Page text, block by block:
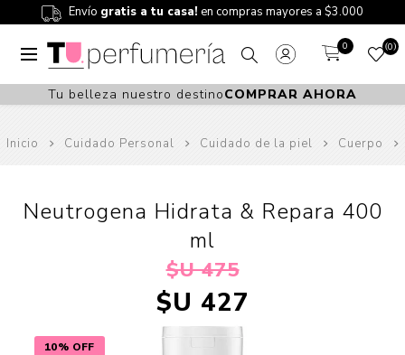
Envío gratis a tu casa! en compras mayores a $3.000
0 0
Tu belleza nuestro destinoCOMPRAR AHORA
Inicio Cuidado Personal Cuidado de la piel Cuerpo
10% OFF
Neutrogena Hidrata & Repara 400
ml
$U 475
$U 427